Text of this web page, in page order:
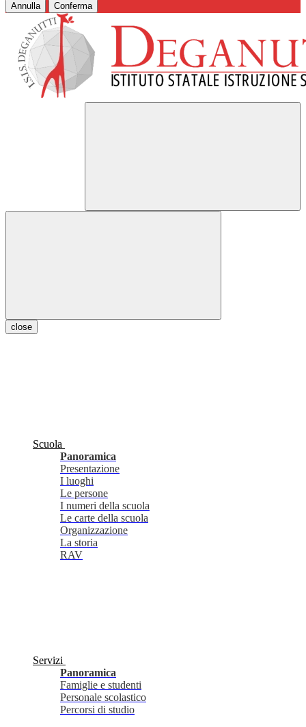
Annulla Conferma
close
Scuola
Panoramica
Presentazione
I luoghi
Le persone
I numeri della scuola
Le carte della scuola
Organizzazione
La storia
RAV
Servizi
Panoramica
Famiglie e studenti
Personale scolastico
Percorsi di studio